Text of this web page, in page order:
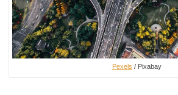
Pexels / Pixabay